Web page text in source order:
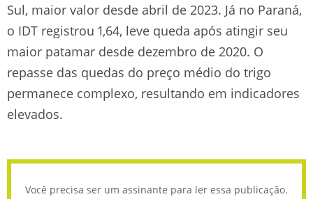
Sul, maior valor desde abril de 2023. Já no Paraná,
o IDT registrou 1,64, leve queda após atingir seu
maior patamar desde dezembro de 2020. O
repasse das quedas do preço médio do trigo
permanece complexo, resultando em indicadores
elevados.
Você precisa ser um assinante para ler essa publicação.